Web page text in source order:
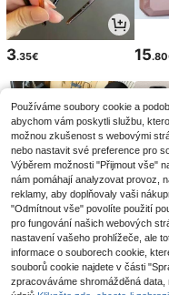
3.35€ 15
10.39€ 10.49€ 4.61€
Používáme soubory cookie a
abychom vám poskytli službu,
možnou zkušenost s webovými
nebo nastavit své preference pro
Výběrem možnosti "Přijmout vše"
nám pomáhají analyzovat provoz,
reklamy, aby doplňovaly vaši
"Odmítnout vše" povolíte použití
pro fungování našich webových
nastavení vašeho prohlížeče, ale
informace o souborech cookie,
souborů cookie najdete v části
zpracováváme shromážděná